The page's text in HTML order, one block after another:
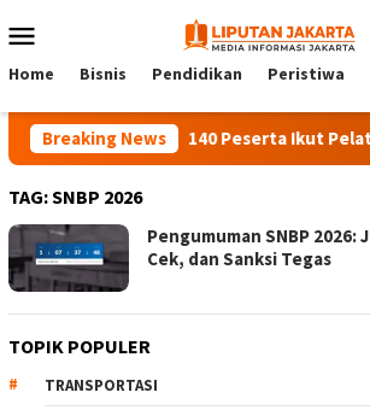
to
Menu
Home Bisnis Pendidikan Peristiwa
Breaking News140 Peserta Ikut
TAG:SNBP 2026
Pengumuman SNBP 2026:
Cek, dan Sanksi Tegas
TOPIK POPULER
TRANSPORTASI